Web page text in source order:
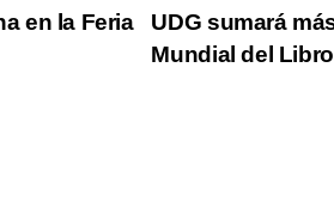
UDG sumará
Mundial del
en la Feria